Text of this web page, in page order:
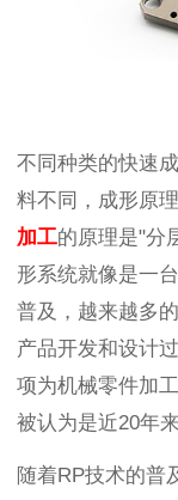
不同种类的快速
料不同，成形原
加工的原理是"分
形系统就像是一
普及，越来越多
产品开发和设计
项为机械零件加
被认为是近20年
随着RP技术的普